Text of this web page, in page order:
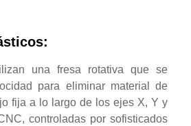
una fresa rotativa que se
para eliminar material de
fija a lo largo de los ejes X, Y y
controladas por sofisticados